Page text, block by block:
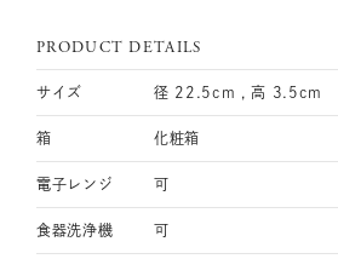
PRODUCT DETAILS
サイズ 径 22.5cm , 高 3.5cm
箱 化粧箱
電子レンジ 可
食器洗浄機 可